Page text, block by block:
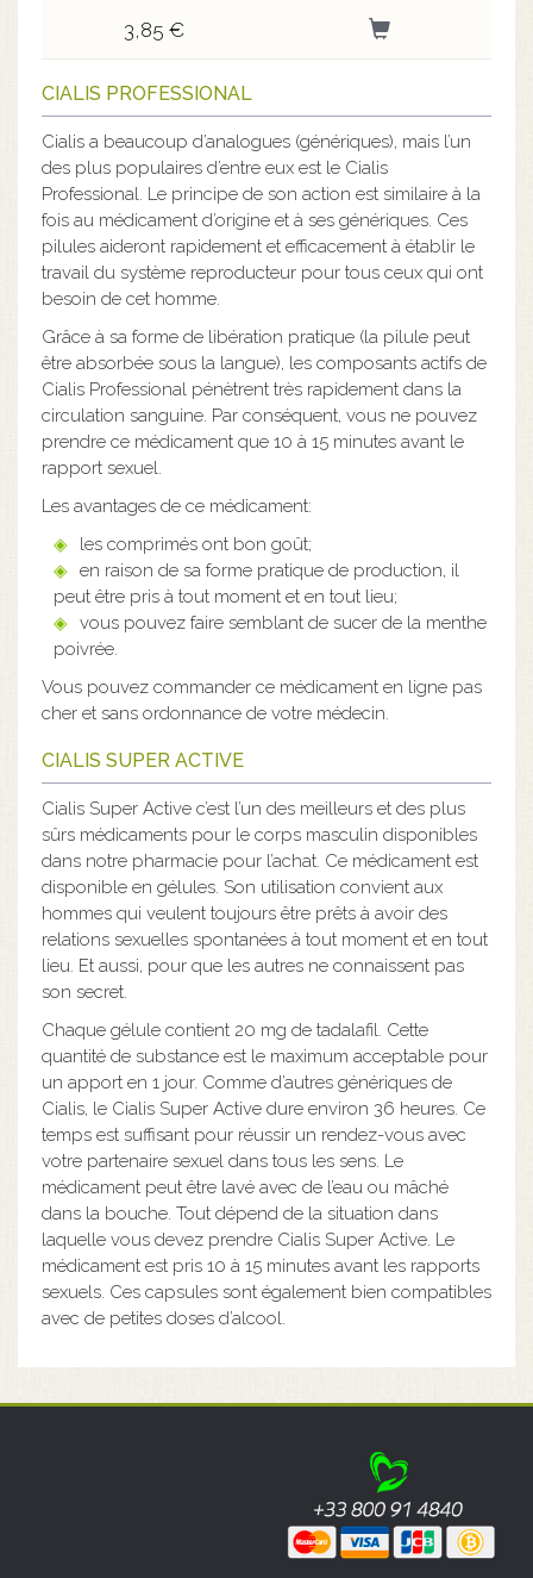
3,85 €
CIALIS PROFESSIONAL
Cialis a beaucoup d’analogues (génériques), mais l’un
des plus populaires d’entre eux est le Cialis
Professional. Le principe de son action est similaire à la
fois au médicament d’origine et à ses génériques. Ces
pilules aideront rapidement et efficacement à établir le
travail du système reproducteur pour tous ceux qui ont
besoin de cet homme.
Grâce à sa forme de libération pratique (la pilule peut
être absorbée sous la langue), les composants actifs de
Cialis Professional pénètrent très rapidement dans la
circulation sanguine. Par conséquent, vous ne pouvez
prendre ce médicament que 10 à 15 minutes avant le
rapport sexuel.
Les avantages de ce médicament:
les comprimés ont bon goût;
en raison de sa forme pratique de production, il
peut être pris à tout moment et en tout lieu;
vous pouvez faire semblant de sucer de la menthe
poivrée.
Vous pouvez commander ce médicament en ligne pas
cher et sans ordonnance de votre médecin.
CIALIS SUPER ACTIVE
Cialis Super Active c’est l’un des meilleurs et des plus
sûrs médicaments pour le corps masculin disponibles
dans notre pharmacie pour l’achat. Ce médicament est
disponible en gélules. Son utilisation convient aux
hommes qui veulent toujours être prêts à avoir des
relations sexuelles spontanées à tout moment et en tout
lieu. Et aussi, pour que les autres ne connaissent pas
son secret.
Chaque gélule contient 20 mg de tadalafil. Cette
quantité de substance est le maximum acceptable pour
un apport en 1 jour. Comme d’autres génériques de
Cialis, le Cialis Super Active dure environ 36 heures. Ce
temps est suffisant pour réussir un rendez-vous avec
votre partenaire sexuel dans tous les sens. Le
médicament peut être lavé avec de l’eau ou mâché
dans la bouche. Tout dépend de la situation dans
laquelle vous devez prendre Cialis Super Active. Le
médicament est pris 10 à 15 minutes avant les rapports
sexuels. Ces capsules sont également bien compatibles
avec de petites doses d’alcool.